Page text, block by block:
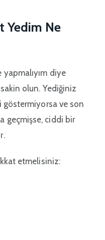
Yedim Ne
diye
olun. Yediğiniz
ve son
geçmişse, ciddi bir
etmelisiniz: